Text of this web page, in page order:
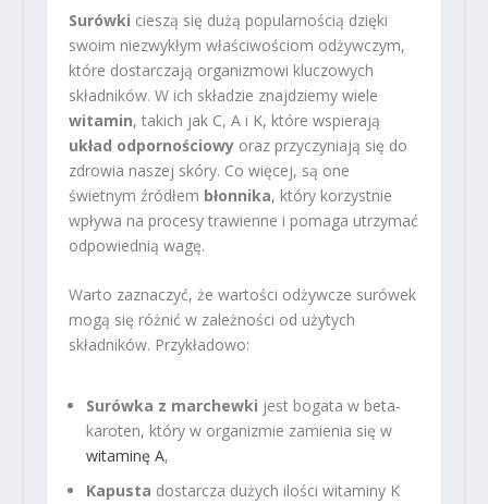
Surówki cieszą się dużą popularnością dzięki
swoim niezwykłym właściwościom odżywczym,
które dostarczają organizmowi kluczowych
składników. W ich składzie znajdziemy wiele
witamin, takich jak C, A i K, które wspierają
układ odpornościowyoraz przyczyniają się do
zdrowia naszej skóry. Co więcej, są one
świetnym źródłem błonnika, który korzystnie
wpływa na procesy trawienne i pomaga utrzymać
odpowiednią wagę.
Warto zaznaczyć, że wartości odżywcze surówek
mogą się różnić w zależności od użytych
składników. Przykładowo:
Surówka z marchewki jest bogata w beta-
karoten, który w organizmie zamienia się w
witaminę A,
Kapusta dostarcza dużych ilości witaminy K